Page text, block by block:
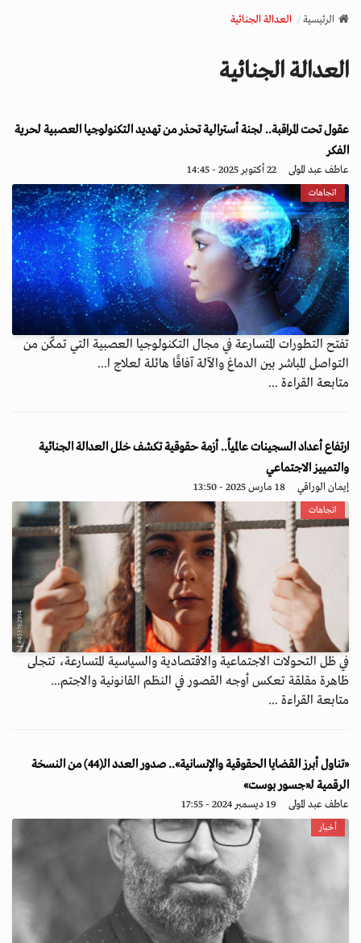
v
a
o
n
الرئيسية العدالة الجنائية
العدالة الجنائية
عقول تحت المراقبة.. لجنة أسترالية تحذر من تهديد التكنولوجيا العصبية لحرية
الفكر
عاطف عبد المولى 22 أكتوبر 2025 - 14:45
اتجاهات
تفتح التطورات المتسارعة في مجال التكنولوجيا العصبية التي تمكّن من
التواصل المباشر بين الدماغ والآلة آفاقًا هائلة لعلاج ا...
متابعة القراءة ...
ارتفاع أعداد السجينات عالمياً.. أزمة حقوقية تكشف خلل العدالة الجنائية
والتمييز الاجتماعي
إيمان الوراقي 18 مارس 2025 - 13:50
اتجاهات
في ظل التحولات الاجتماعية والاقتصادية والسياسية المتسارعة، تتجلى
ظاهرة مقلقة تعكس أوجه القصور في النظم القانونية والاجتم...
متابعة القراءة ...
«تناول أبرز القضايا الحقوقية والإنسانية».. صدور العدد الـ(44) من النسخة
الرقمية لـ«جسور بوست»
عاطف عبد المولى 19 ديسمبر 2024 - 17:55
أخبار